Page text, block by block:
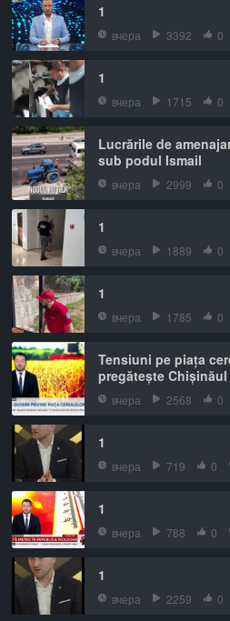
1
вчера 3392 0
1
вчера 1715 0
Lucrările de
sub podul Ismail
вчера 2999 0
1
вчера 1889 0
1
вчера 1785 0
Tensiuni pe piața
pregătește Chișinăul
вчера 2568 0
1
вчера 719 0
1
вчера 788 0
1
вчера 2259 0